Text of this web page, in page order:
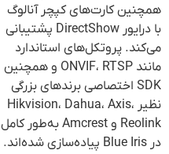
همچنین کارت‌های کپچر آنالوگ
با درایور DirectShow پشتیبانی
می‌کند. پروتکل‌های استاندارد
مانند ONVIF، RTSP و همچنین
SDK اختصاصی برندهای بزرگی
نظیر Hikvision، Dahua، Axis،
Reolink و Amcrest به‌طور کامل
در Blue Iris پیاده‌سازی شده‌اند.